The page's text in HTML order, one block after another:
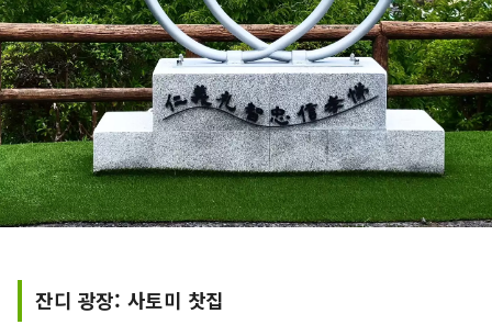
잔디 광장: 사토미 찻집